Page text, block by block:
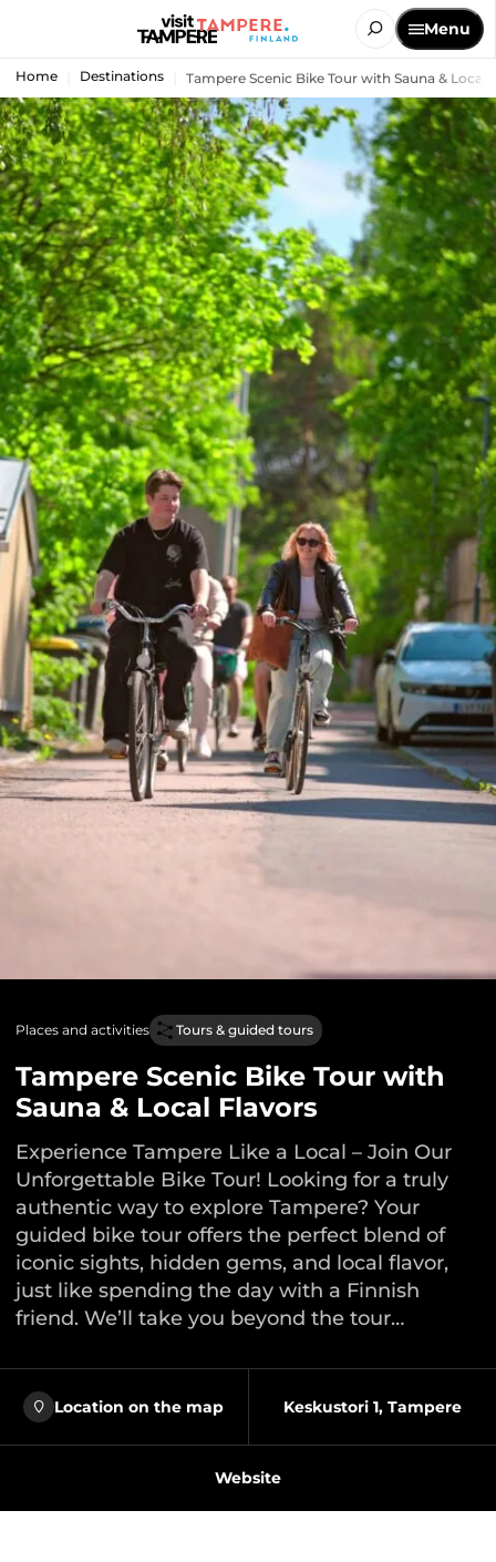
Menu
Home Destinations Tampere Scenic Bike Tour with Sauna & Local
Places and activities Tours & guided tours
Tampere Scenic Bike Tour with
Sauna & Local Flavors
Experience Tampere Like a Local – Join Our
Unforgettable Bike Tour! Looking for a truly
authentic way to explore Tampere? Your
guided bike tour offers the perfect blend of
iconic sights, hidden gems, and local flavor,
just like spending the day with a Finnish
friend. We’ll take you beyond the tour…
Location on the map Keskustori 1, Tampere
Website